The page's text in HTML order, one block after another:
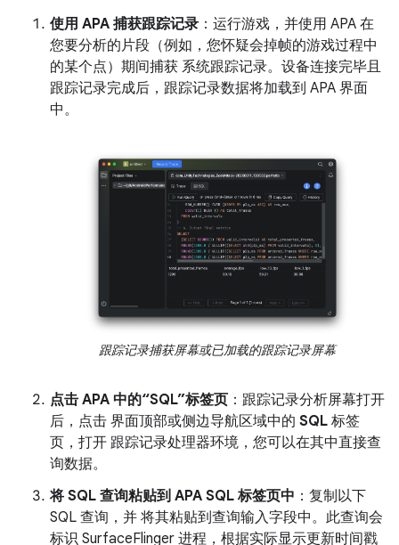
使用 APA 捕获跟踪记录 ：运行游戏，并使用 APA 在
您要分析的片段（例如，您怀疑会掉帧的游戏过程中
的某个点）期间捕获 系统跟踪记录。设备连接完毕且
跟踪记录完成后，跟踪记录数据将加载到 APA 界面
中。
跟踪记录捕获屏幕或已加载的跟踪记录屏幕
点击 APA 中的“SQL”标签页 ：跟踪记录分析屏幕打开
后，点击 界面顶部或侧边导航区域中的 SQL 标签
页，打开 跟踪记录处理器环境，您可以在其中直接查
询数据。
将 SQL 查询粘贴到 APA SQL 标签页中 ：复制以下
SQL 查询，并 将其粘贴到查询输入字段中。此查询会
标识 SurfaceFlinger 进程，根据实际显示更新时间戳